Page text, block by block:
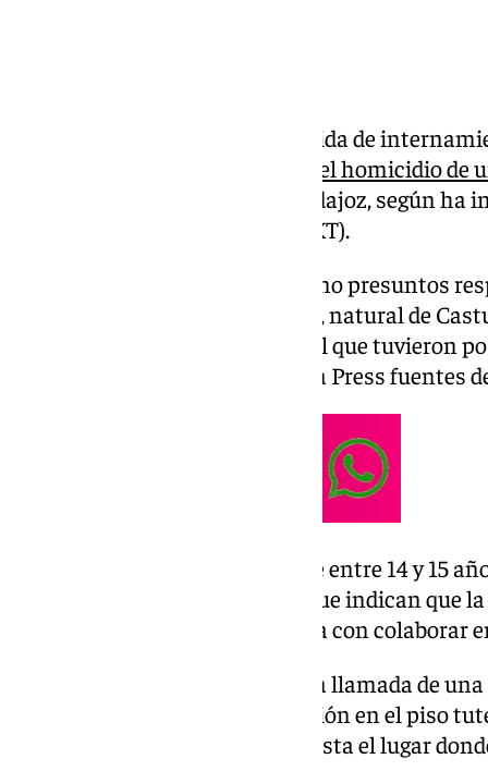
El Juzgado ha decretado la medida de
tres menores detenidos por el homicidio de
en una vivienda tutelada en Badajoz, según
Justicia de Extremadura (TSJEXT).
Los tres menores detenidos como presuntos
violenta» de la educadora social, natural de
coche robado a la víctima, con el que tuvieron
según han confirmado a Europa Press fuentes
Los detenidos son dos chicos de entre 14 y 15
apuntan las mismas fuentes, que indican que
hechos podría estar relacionada con colaborar
Asimismo, precisan que fue una llamada de
informado de una fuerte discusión en el piso
que efectivos se desplazaran hasta el lugar